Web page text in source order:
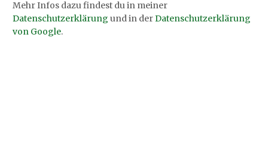
Mehr Infos dazu findest du in meiner
Datenschutzerklärung und in derDatenschutzerklärung
von Google.